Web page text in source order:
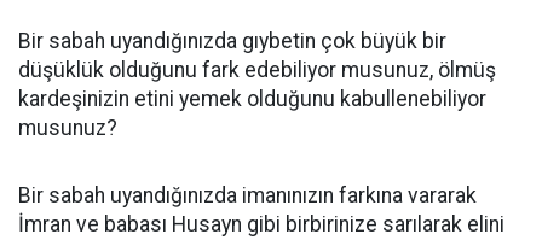
Bir sabah uyandığınızda gıybetin çok büyük bir
düşüklük olduğunu fark edebiliyor musunuz, ölmüş
kardeşinizin etini yemek olduğunu kabullenebiliyor
musunuz?
Bir sabah uyandığınızda imanınızın farkına vararak
İmran ve babası Husayn gibi birbirinize sarılarak elini